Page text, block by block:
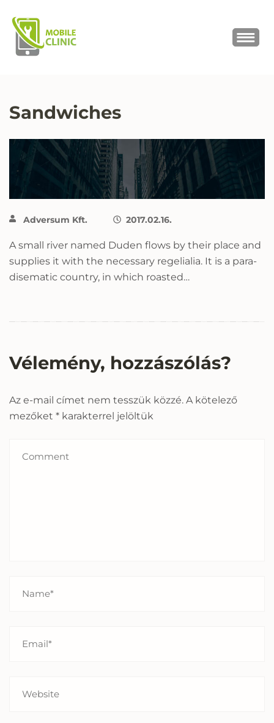
Sandwiches
Adversum Kft. 2017.02.16.
A small river named Duden flows by their place and
supplies it with the necessary regelialia. It is a para-
disematic country, in which roasted…
Vélemény, hozzászólás?
Az e-mail címet nem tesszük közzé. A kötelező
mezőket * karakterrel jelöltük